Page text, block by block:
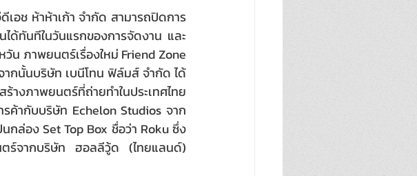
อช ห้าห้าเก้า จำกัด สามารถปิดการ
ทันทีในวันแรกของการจัดงาน และ
น ภาพยนตร์เรื่องใหม่ Friend Zone
ากนั้นบริษัท เบนีโทน ฟิล์มส์ จำกัด ได้
างภาพยนตร์ที่ถ่ายทำในประเทศไทย
ค้ากับบริษัท Echelon Studios จาก
กล่อง Set Top Box ชื่อว่า Roku ซึ่ง
ตร์จากบริษัท ฮอลลีวู้ด (ไทยแลนด์)